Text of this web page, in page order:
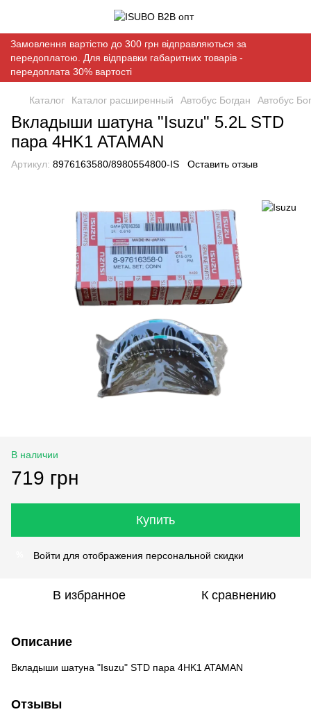
Замовлення вартістю до 300 грн відправляються за
передоплатою. Для відправки габаритних товарів -
передоплата 30% вартості
Каталог Каталог расширенный Автобус Богдан Автобус
Вкладыши шатуна "Isuzu" 5.2L STD
пара 4HK1 ATAMAN
Артикул: 8976163580/8980554800-IS Оставить отзыв
В наличии
719 грн
Купить
Войти для отображения персональной скидки
В избранное К сравнению
Описание
Вкладыши шатуна "Isuzu" STD пара 4HK1 ATAMAN
Отзывы